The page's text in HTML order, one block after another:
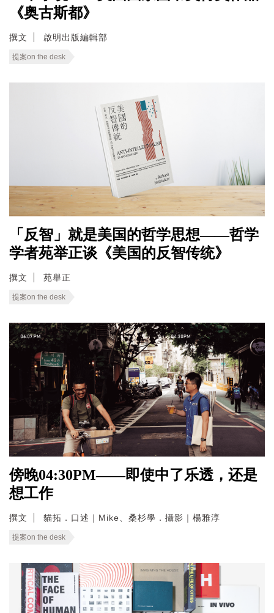
《奥古斯都》
撰文 啟明出版編輯部
提案on the desk
「反智」就是美国的哲学思想——哲学
学者苑举正谈《美国的反智传统》
撰文 苑舉正
提案on the desk
傍晚04:30PM——即使中了乐透，还是
想工作
撰文 貓拓．口述｜Mike、桑杉學．攝影｜楊雅淳
提案on the desk